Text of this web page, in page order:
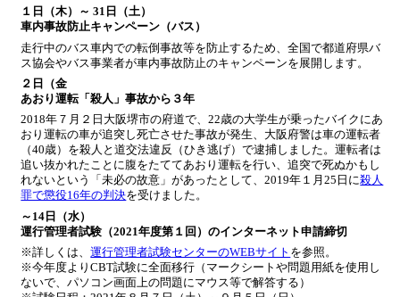
１日（木）～ 31日（土）
車内事故防止キャンペーン（バス）
走行中のバス車内での転倒事故等を防止するため、全国で都道府県バ
ス協会やバス事業者が車内事故防止のキャンペーンを展開します。
２日（金
あおり運転「殺人」事故から３年
2018年７月２日大阪堺市の府道で、22歳の大学生が乗ったバイクにあ
おり運転の車が追突し死亡させた事故が発生、大阪府警は車の運転者
（40歳）を殺人と道交法違反（ひき逃げ）で逮捕しました。運転者は
追い抜かれたことに腹をたててあおり運転を行い、追突で死ぬかもし
れないという「未必の故意」があったとして、2019年１月25日に殺人
罪で懲役16年の判決を受けました。
～14日（水）
運行管理者試験（2021年度第１回）のインターネット申請締切
※詳しくは、運行管理者試験センターのWEBサイト を参照。
※今年度よりCBT試験に全面移行（マークシートや問題用紙を使用し
ないで、パソコン画面上の問題にマウス等で解答する）